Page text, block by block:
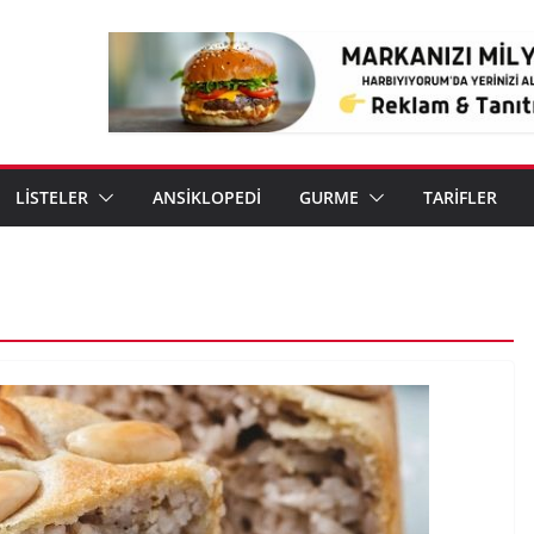
LİSTELER ANSİKLOPEDİ GURME TARİFLER